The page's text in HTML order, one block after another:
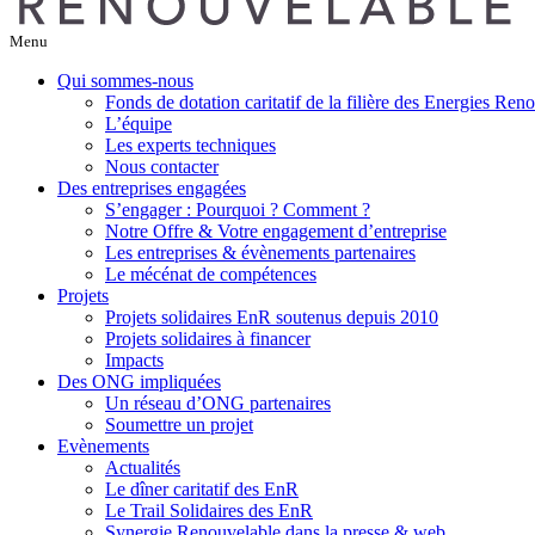
Menu
Qui sommes-nous
Fonds de dotation caritatif de la filière des Energies
L’équipe
Les experts techniques
Nous contacter
Des entreprises engagées
S’engager : Pourquoi ? Comment ?
Notre Offre & Votre engagement d’entreprise
Les entreprises & évènements partenaires
Le mécénat de compétences
Projets
Projets solidaires EnR soutenus depuis 2010
Projets solidaires à financer
Impacts
Des ONG impliquées
Un réseau d’ONG partenaires
Soumettre un projet
Evènements
Actualités
Le dîner caritatif des EnR
Le Trail Solidaires des EnR